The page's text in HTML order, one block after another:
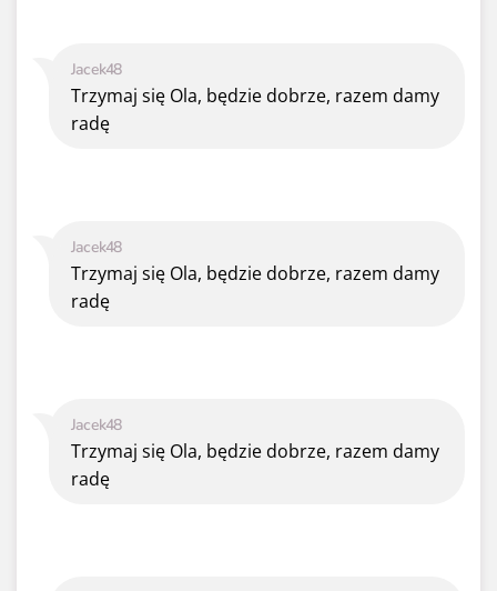
Jacek48
Trzymaj się Ola, będzie dobrze, razem damy
radę
Jacek48
Trzymaj się Ola, będzie dobrze, razem damy
radę
Jacek48
Trzymaj się Ola, będzie dobrze, razem damy
radę